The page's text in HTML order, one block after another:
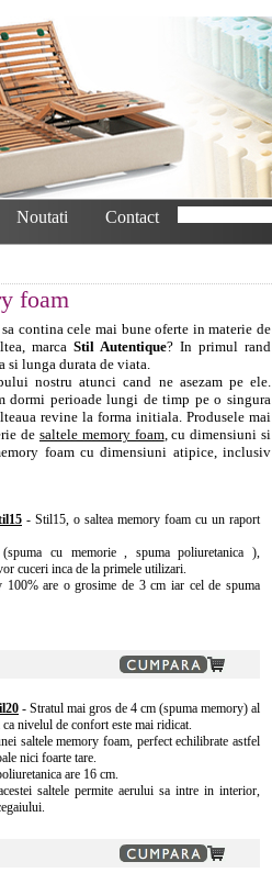
Noutati Contact
foam
sa contina cele mai bune oferte in materie de
marca Stil Autentique? In primul rand
si lunga durata de viata.
nostru atunci cand ne asezam pe ele.
dormi perioade lungi de timp pe o singura
revine la forma initiala. Produsele mai
de saltele memory foam, cu dimensiuni si
foam cu dimensiuni atipice, inclusiv
- Stil15, o saltea memory foam cu un raport
(spuma cu memorie , spuma poliuretanica ),
cuceri inca de la primele utilizari.
100% are o grosime de 3 cm iar cel de spuma
- Stratul mai gros de 4 cm (spuma memory) al
nivelul de confort este mai ridicat.
saltele memory foam, perfect echilibrate astfel
nici foarte tare.
are 16 cm.
saltele permite aerului sa intre in interior,